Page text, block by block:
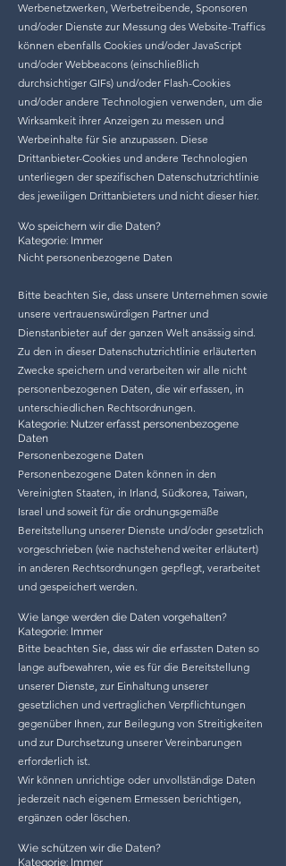
Werbenetzwerken, Werbetreibende, Sponsoren
und/oder Dienste zur Messung des Website-Traffics
können ebenfalls Cookies und/oder JavaScript
und/oder Webbeacons (einschließlich
durchsichtiger GIFs) und/oder Flash-Cookies
und/oder andere Technologien verwenden, um die
Wirksamkeit ihrer Anzeigen zu messen und
Werbeinhalte für Sie anzupassen. Diese
Drittanbieter-Cookies und andere Technologien
unterliegen der spezifischen Datenschutzrichtlinie
des jeweiligen Drittanbieters und nicht dieser hier.
Wo speichern wir die Daten?
Kategorie: Immer
Nicht personenbezogene Daten
Bitte beachten Sie, dass unsere Unternehmen sowie
unsere vertrauenswürdigen Partner und
Dienstanbieter auf der ganzen Welt ansässig sind.
Zu den in dieser Datenschutzrichtlinie erläuterten
Zwecke speichern und verarbeiten wir alle nicht
personenbezogenen Daten, die wir erfassen, in
unterschiedlichen Rechtsordnungen.
Kategorie: Nutzer erfasst personenbezogene
Daten
Personenbezogene Daten
Personenbezogene Daten können in den
Vereinigten Staaten, in Irland, Südkorea, Taiwan,
Israel und soweit für die ordnungsgemäße
Bereitstellung unserer Dienste und/oder gesetzlich
vorgeschrieben (wie nachstehend weiter erläutert)
in anderen Rechtsordnungen gepflegt, verarbeitet
und gespeichert werden.
Wie lange werden die Daten vorgehalten?
Kategorie: Immer
Bitte beachten Sie, dass wir die erfassten Daten so
lange aufbewahren, wie es für die Bereitstellung
unserer Dienste, zur Einhaltung unserer
gesetzlichen und vertraglichen Verpflichtungen
gegenüber Ihnen, zur Beilegung von Streitigkeiten
und zur Durchsetzung unserer Vereinbarungen
erforderlich ist.
Wir können unrichtige oder unvollständige Daten
jederzeit nach eigenem Ermessen berichtigen,
ergänzen oder löschen.
Wie schützen wir die Daten?
Kategorie: Immer